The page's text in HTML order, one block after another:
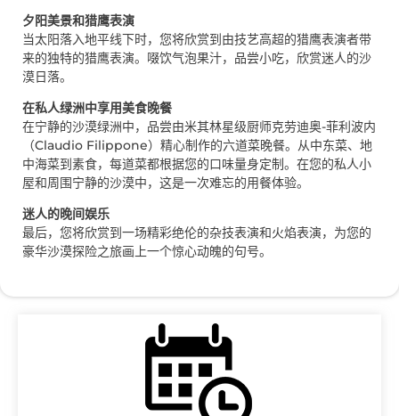
夕阳美景和猎鹰表演
当太阳落入地平线下时，您将欣赏到由技艺高超的猎鹰表演者带
来的独特的猎鹰表演。啜饮气泡果汁，品尝小吃，欣赏迷人的沙
漠日落。
在私人绿洲中享用美食晚餐
在宁静的沙漠绿洲中，品尝由米其林星级厨师克劳迪奥-菲利波内
（Claudio Filippone）精心制作的六道菜晚餐。从中东菜、地
中海菜到素食，每道菜都根据您的口味量身定制。在您的私人小
屋和周围宁静的沙漠中，这是一次难忘的用餐体验。
迷人的晚间娱乐
最后，您将欣赏到一场精彩绝伦的杂技表演和火焰表演，为您的
豪华沙漠探险之旅画上一个惊心动魄的句号。